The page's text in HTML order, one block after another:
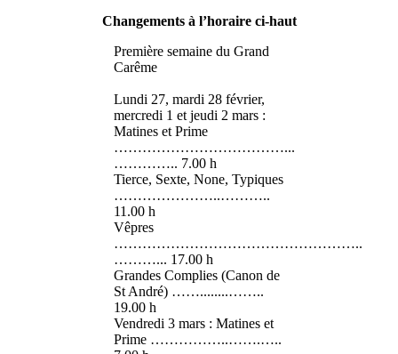
Changements à l’horaire ci-haut
Première semaine du Grand
Carême
Lundi 27, mardi 28 février,
mercredi 1 et jeudi 2 mars :
Matines et Prime
………………………………...
………….. 7.00 h
Tierce, Sexte, None, Typiques
…………………..………..
11.00 h
Vêpres
……………………………………………..
………... 17.00 h
Grandes Complies (Canon de
St André) ……........……..
19.00 h
Vendredi 3 mars : Matines et
Prime ……………..…….…..